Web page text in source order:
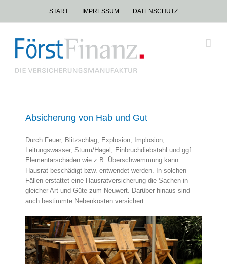
springen
START IMPRESSUM DATENSCHUTZ
Absicherung von Hab und Gut
Durch Feuer, Blitzschlag, Explosion, Implosion,
Leitungswasser, Sturm/Hagel, Einbruchdiebstahl und ggf.
Elementarschäden wie z.B. Überschwemmung kann
Hausrat beschädigt bzw. entwendet werden. In solchen
Fällen erstattet eine Hausratversicherung die Sachen in
gleicher Art und Güte zum Neuwert. Darüber hinaus sind
auch bestimmte Nebenkosten versichert.